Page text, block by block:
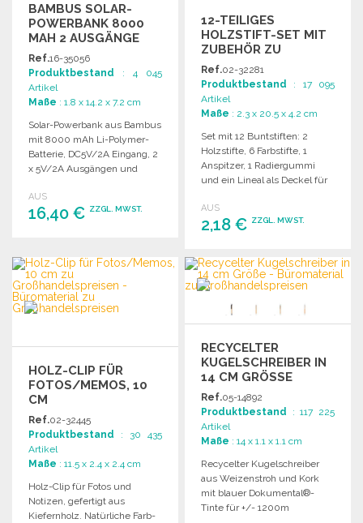
BAMBUS SOLAR-
POWERBANK 8000
MAH 2 AUSGÄNGE
Ref.16-35056
Produktbestand : 4 045
Artikel
Maße : 1.8 x 14.2 x 7.2 cm
Solar-Powerbank aus Bambus
mit 8000 mAh Li-Polymer-
Batterie, DC5V/2A Eingang, 2
x 5V/2A Ausgängen und
AUS
16,40 € ZZGL. MWST.
Angebot anfordern
12-TEILIGES
HOLZSTIFT-SET MIT
ZUBEHÖR ZU
GROSSHANDELSPREISEN
Ref.02-32281
Produktbestand : 17 095
Artikel
Maße : 2.3 x 20.5 x 4.2 cm
Set mit 12 Buntstiften: 2
Holzstifte, 6 Farbstifte, 1
Anspitzer, 1 Radiergummi
und ein Lineal als Deckel für
AUS
2,18 € ZZGL. MWST.
BESTELLEN
Angebot anfordern
HOLZ-CLIP FÜR
FOTOS/MEMOS, 10
CM
Ref.02-32445
Produktbestand : 30 435
Artikel
Maße : 11.5 x 2.4 x 2.4 cm
Holz-Clip für Fotos und
Notizen, gefertigt aus
Kiefernholz. Natürliche Farb-
RECYCELTER
KUGELSCHREIBER IN
14 CM GRÖSSE
Ref.05-14892
Produktbestand : 117 225
Artikel
Maße : 14 x 1.1 x 1.1 cm
Recycelter Kugelschreiber
aus Weizenstroh und Kork
mit blauer Dokumental®-
Tinte für +/- 1200m